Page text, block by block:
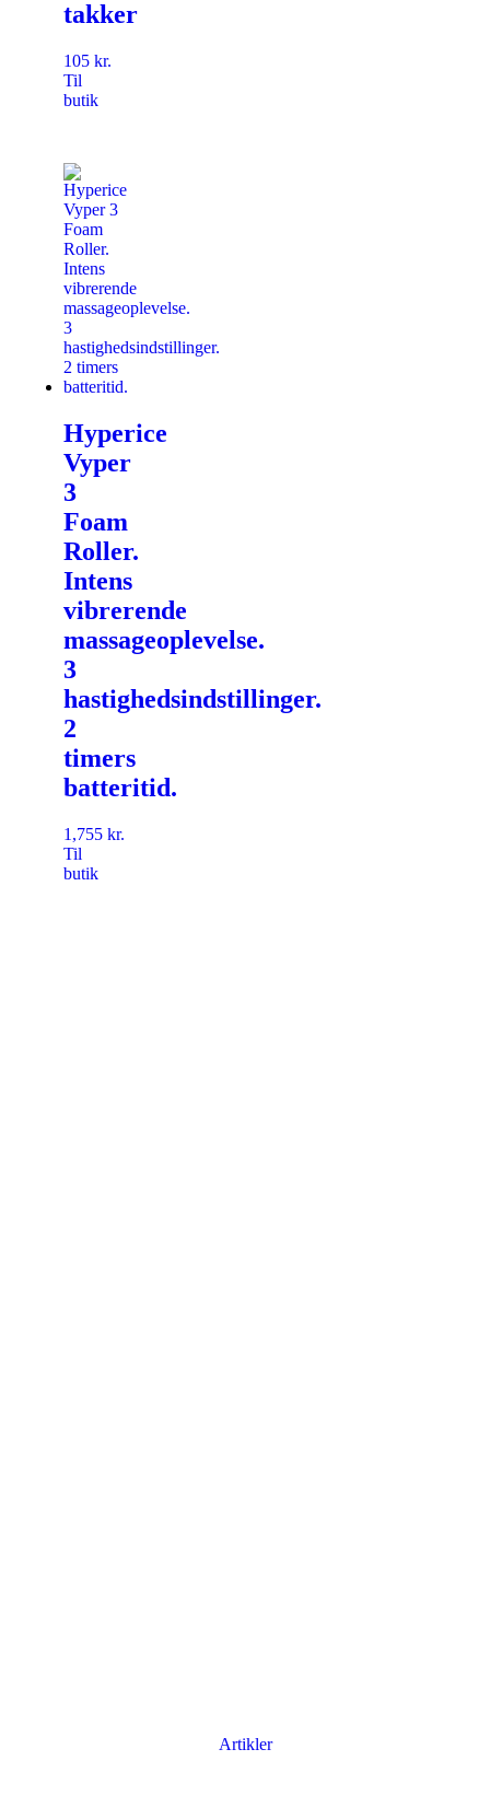
takker
105 kr.
Til
butik
Hyperice
Vyper
3
Foam
Roller.
Intens
vibrerende
massageoplevelse.
3
hastighedsindstillinger.
2
timers
batteritid.
1,755 kr.
Til
butik
Artikler